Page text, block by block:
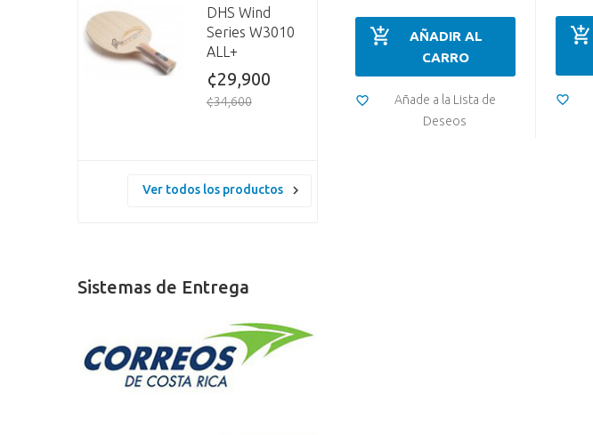
DHS Wind
Series W3010
ALL+
¢29,900
¢34,600
Ver todos los productos
Sistemas de Entrega
AÑADIR AL
CARRO
Añade a la Lista de
Deseos